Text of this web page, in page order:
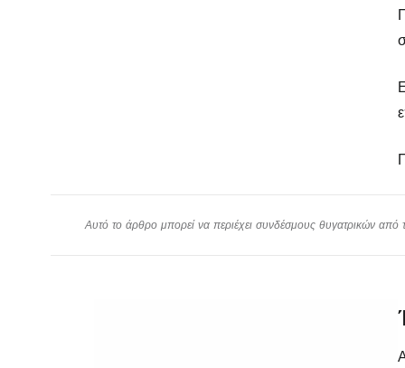
Αυτό το άρθρο μπορεί να περιέχει συνδέσμους θυγατρικών από